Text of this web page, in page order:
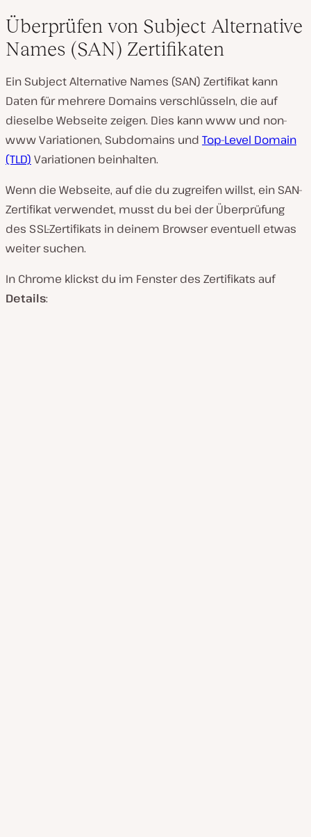
Überprüfen von Subject Alternative
Names (SAN) Zertifikaten
Ein Subject Alternative Names (SAN) Zertifikat kann
Daten für mehrere Domains verschlüsseln, die auf
dieselbe Webseite zeigen. Dies kann www und non-
www Variationen, Subdomains und Top-Level Domain
(TLD) Variationen beinhalten.
Wenn die Webseite, auf die du zugreifen willst, ein SAN-
Zertifikat verwendet, musst du bei der Überprüfung
des SSL-Zertifikats in deinem Browser eventuell etwas
weiter suchen.
In Chrome klickst du im Fenster des Zertifikats auf
Details: